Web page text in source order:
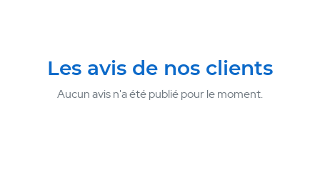
Les avis de nos clients
Aucun avis n'a été publié pour le moment.